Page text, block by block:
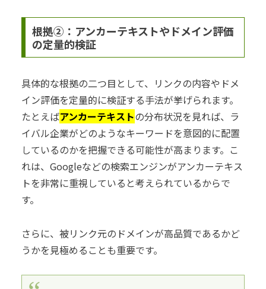
根拠②：アンカーテキストやドメイン評価
の定量的検証
具体的な根拠の二つ目として、リンクの内容やドメ
イン評価を定量的に検証する手法が挙げられます。
たとえばアンカーテキストの分布状況を見れば、ラ
イバル企業がどのようなキーワードを意図的に配置
しているのかを把握できる可能性が高まります。こ
れは、Googleなどの検索エンジンがアンカーテキス
トを非常に重視していると考えられているからで
す。
さらに、被リンク元のドメインが高品質であるかど
うかを見極めることも重要です。